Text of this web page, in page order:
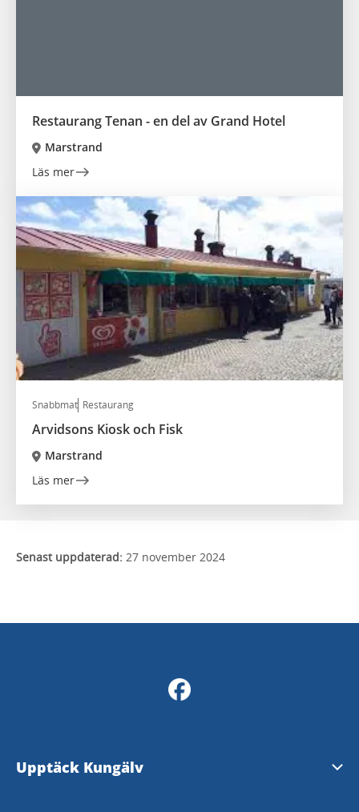
Restaurang Tenan - en del av Grand Hotel
Marstrand
Läs mer
Snabbmat Restaurang
Arvidsons Kiosk och Fisk
Marstrand
Läs mer
Senast uppdaterad: 27 november 2024
Upptäck Kungälv